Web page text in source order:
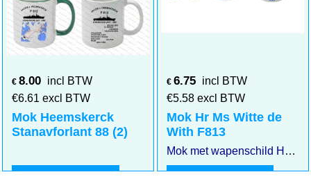
€ 8.00 incl BTW
€6.61 excl BTW
Mok Heemskerck
Stanavforlant 88 (2)
€ 6.75 incl BTW
€5.58 excl BTW
Mok Hr Ms Witte de
With F813
Mok met wapenschild Hr Ms Witte de With F813